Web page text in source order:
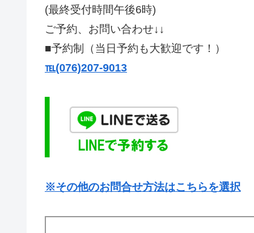
(最終受付時間午後6時)
ご予約、お問い合わせ↓↓
■予約制（当日予約も大歓迎です！）
℡(076)207-9013
※その他のお問合せ方法はこちらを選択